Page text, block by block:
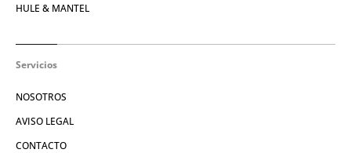
HULE & MANTEL
Servicios
NOSOTROS
AVISO LEGAL
CONTACTO